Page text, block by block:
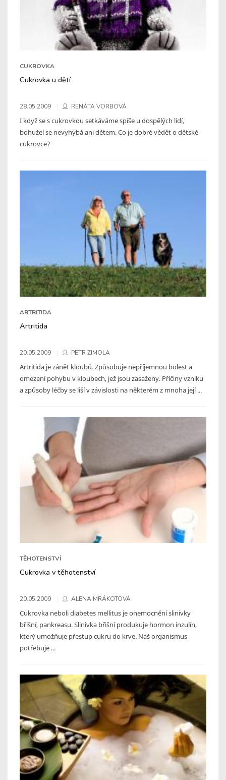
CUKROVKA
Cukrovka u dětí
28.05.2009 RENÁTA VORBOVÁ
I když se s cukrovkou setkáváme spíše u dospělých lidí,
bohužel se nevyhýbá ani dětem. Co je dobré vědět o dětské
cukrovce?
ARTRITIDA
Artritida
20.05.2009 PETR ZIMOLA
Artritida je zánět kloubů. Způsobuje nepříjemnou bolest a
omezení pohybu v kloubech, jež jsou zasaženy. Příčiny vzniku
a způsoby léčby se liší v závislosti na některém z mnoha její ...
TĚHOTENSTVÍ
Cukrovka v těhotenství
20.05.2009 ALENA MRÁKOTOVÁ
Cukrovka neboli diabetes mellitus je onemocnění slinivky
břišní, pankreasu. Slinivka břišní produkuje hormon inzulín,
který umožňuje přestup cukru do krve. Náš organismus
potřebuje ...